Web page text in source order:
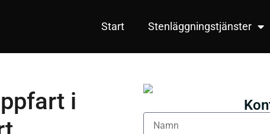
Start Stenläggningstjänster
i